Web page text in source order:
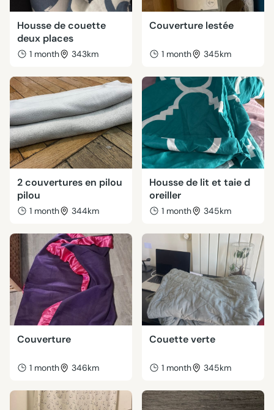
Housse de couette
deux places
1 month 343km
Couverture lestée
1 month 345km
2 couvertures en pilou
pilou
1 month 344km
Housse de lit et taie d
oreiller
1 month 345km
Couverture
1 month 346km
Couette verte
1 month 345km